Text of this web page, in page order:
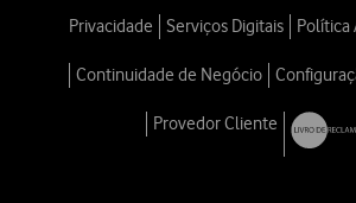
Privacidade Serviços Digitais Política
Continuidade de Negócio
Provedor Cliente